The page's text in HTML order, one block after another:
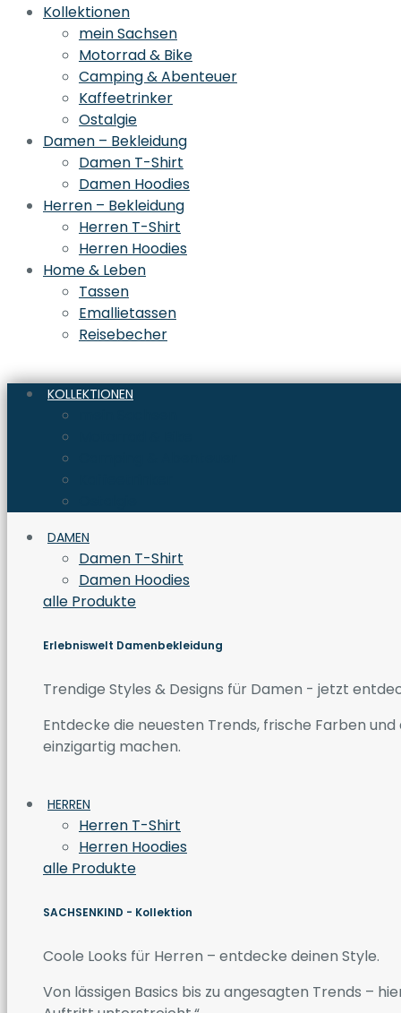
Kollektionen
mein Sachsen
Motorrad & Bike
Camping & Abenteuer
Kaffeetrinker
Ostalgie
Damen – Bekleidung
Damen T-Shirt
Damen Hoodies
Herren – Bekleidung
Herren T-Shirt
Herren Hoodies
Home & Leben
Tassen
Emallietassen
Reisebecher
KOLLEKTIONEN
DAMEN
Damen T-Shirt
Damen Hoodies
alle Produkte
Erlebniswelt Damenbekleidung
Trendige Styles & Designs für Damen - jetzt
Entdecke die neuesten Trends, frische Farben
einzigartig machen.
HERREN
Herren T-Shirt
Herren Hoodies
alle Produkte
SACHSENKIND - Kollektion
Coole Looks für Herren – entdecke deinen Style.
Von lässigen Basics bis zu angesagten Trends –